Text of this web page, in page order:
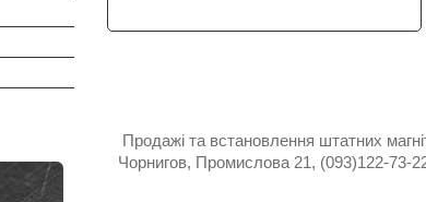
Продажі та встановлення штатних
Чорнигов, Промислова 21, (093)122-73-